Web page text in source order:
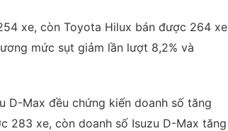
xe, còn Toyota Hilux bán được 264 xe
mức sụt giảm lần lượt 8,2% và
D-Max đều chứng kiến doanh số tăng
283 xe, còn doanh số Isuzu D-Max tăng